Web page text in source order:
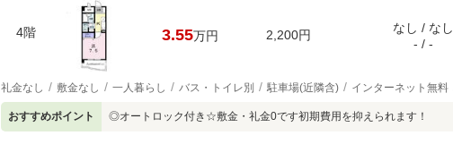
4階 3.55万円 2,200円
なし / なし
- / -
礼金なし 敷金なし 一人暮らし バス・トイレ別 駐車場(近隣含) インターネット無料
おすすめポイント ◎オートロック付き☆敷金・礼金0です初期費用を抑えられます！